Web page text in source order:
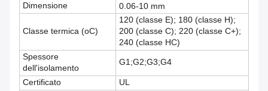
Dimensione
0.06-10 mm
Classe termica (oC)
120 (classe E); 180 (classe H);
200 (classe C); 220 (classe C+);
240 (classe HC)
Spessore
dell'isolamento
G1;G2;G3;G4
Certificato
UL